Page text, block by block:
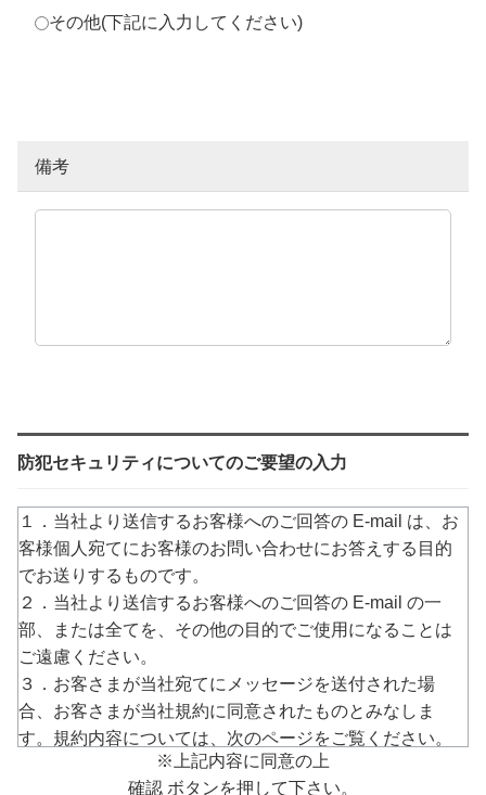
その他(下記に入力してください)
備考
防犯セキュリティについてのご要望の入力
１．当社より送信するお客様へのご回答の E-mail は、お
客様個人宛てにお客様のお問い合わせにお答えする目的
でお送りするものです。
２．当社より送信するお客様へのご回答の E-mail の一
部、または全てを、その他の目的でご使用になることは
ご遠慮ください。
３．お客さまが当社宛てにメッセージを送付された場
合、お客さまが当社規約に同意されたものとみなしま
す。規約内容については、次のページをご覧ください。
https://www.arucom.ne.jp/rule/index.html
※上記内容に同意の上
確認 ボタンを押して下さい。